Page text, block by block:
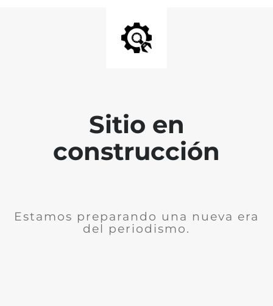
Sitio en
construcción
Estamos preparando una nueva era
del periodismo.